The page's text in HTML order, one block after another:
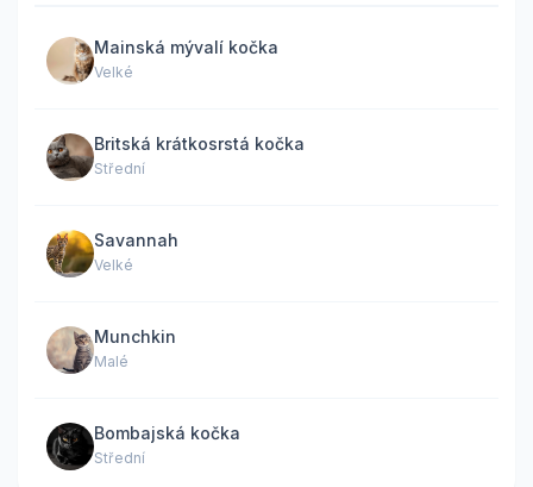
Mainská mývalí kočka
Velké
Britská krátkosrstá kočka
Střední
Savannah
Velké
Munchkin
Malé
Bombajská kočka
Střední